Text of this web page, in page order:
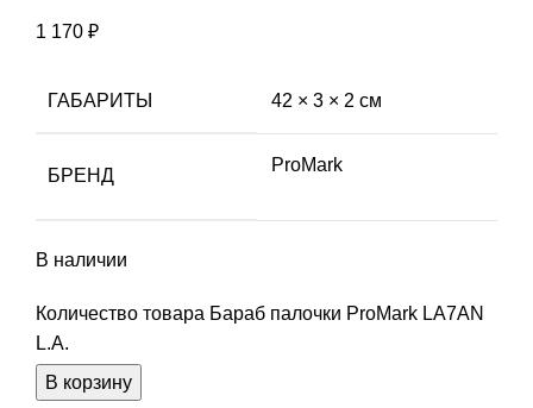
1 170 ₽
ГАБАРИТЫ 42 × 3 × 2 см
БРЕНД
ProMark
В наличии
Количество товара Бараб палочки ProMark LA7AN
L.A.
В корзину